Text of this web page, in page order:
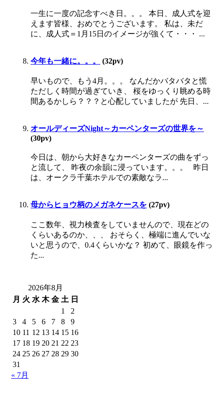
一生に一度の記念すべき日。。。 本日、成人式を迎
えます皆様、おめでとうございます。 私は、未だ
に、成人式＝1月15日のイメージが強くて・・・ ...
今年も一緒に。。。 (32pv)
早いもので、もう4月。。。 なんだかバタバタと慌
ただしく時間が過ぎていき、 桜をゆっくり眺める時
間あるかしら？？？と心配していましたが 先日、...
オールディーズNight～カーペンターズの世界を～
(30pv)
今日は、朝から大好きなカーペンターズの曲をずっ
と流して、 昨夜の余韻に浸っています。。。 昨日
は、オークラ千葉ホテルでの素敵なラ...
母からヒョウ柄のメガネケースを (27pv)
ここ数年、視力検査をしていませんので、現在どの
くらいあるのか、、、 おそらく、極端に進んでいな
いと思うので、0.4くらいかな？ 初めて、眼鏡を作っ
た...
2026年8月
月 火 水 木 金 土 日
1
2
3
4 5 6 7 8
9
10 11 12 13 14 15 16
17 18 19 20 21 22 23
24 25 26 27 28 29 30
31
« 7月